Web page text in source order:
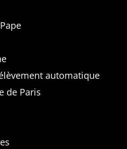
automatique
de Paris